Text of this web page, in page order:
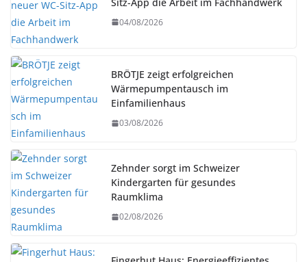
04/08/2026
BRÖTJE zeigt erfolgreichen
Wärmepumpentausch im
Einfamilienhaus
03/08/2026
Zehnder sorgt im Schweizer
Kindergarten für gesundes
Raumklima
02/08/2026